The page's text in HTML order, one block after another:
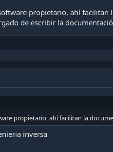
propietario, ahí
de escribir la
propietario, ahí facilitan la
inversa